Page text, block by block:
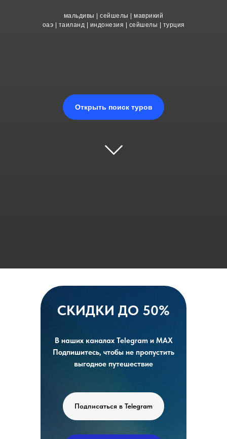
мальдивы | сейшелы | маврикий
оаэ | таиланд | индонезия | сейшелы | турция
Открыть поиск туров
СКИДКИ ДО 50%
В наших каналах Telegram и MAX
Подпишитесь, чтобы не пропустить
выгодное путешествие
Подписаться в Telegram